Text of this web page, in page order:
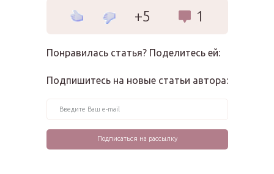
+5 1
Понравилась статья? Поделитесь ей:
Подпишитесь на новые статьи автора: